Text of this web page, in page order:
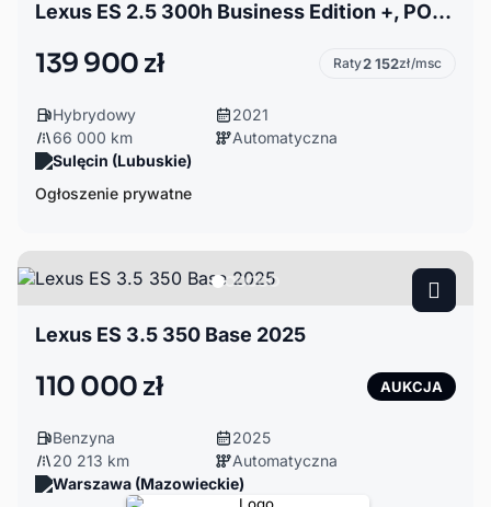
Lexus ES 2.5 300h Business Edition +, POLIFT, ASO, IDEALNY
139 900 zł Raty2 152zł/msc
Hybrydowy
2021
66 000 km
Automatyczna
Sulęcin (Lubuskie)
Ogłoszenie prywatne
Lexus ES 3.5 350 Base 2025
110 000 zł AUKCJA
Benzyna
2025
20 213 km
Automatyczna
Warszawa (Mazowieckie)